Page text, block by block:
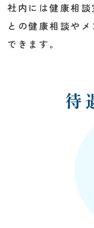
社内には健康相
との健康相談や
できます。
待